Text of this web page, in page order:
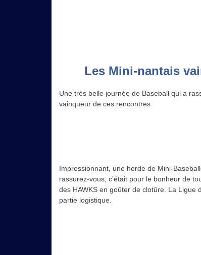
Les Mini-nantais
Une très belle journée de Baseball qui a
vainqueur de ces rencontres.
Impressionnant, une horde de Mini-
rassurez-vous, c’était pour le bonheur de
des HAWKS en goûter de clotûre. La Ligue
partie logistique.